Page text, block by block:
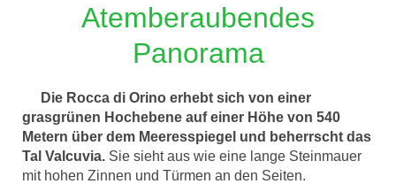
Atemberaubendes
Panorama
Die Rocca di Orino erhebt sich von einer
grasgrünen Hochebene auf einer Höhe von 540
Metern über dem Meeresspiegel und beherrscht das
Tal Valcuvia. Sie sieht aus wie eine lange Steinmauer
mit hohen Zinnen und Türmen an den Seiten.